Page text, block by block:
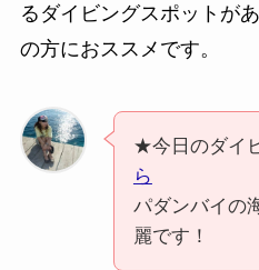
るダイビングスポットが
の方におススメです。
★今日のダイ
ら
パダンバイの
麗です！